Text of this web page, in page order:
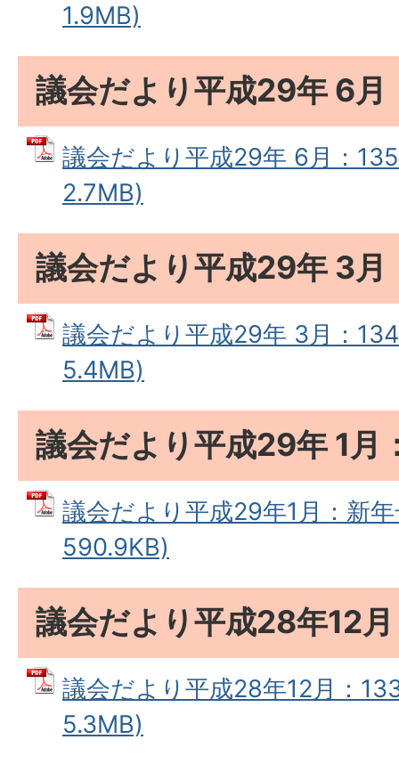
1.9MB)
議会だより平成29年 6月
議会だより平成29年 6月：
2.7MB)
議会だより平成29年 3月
議会だより平成29年 3月：
5.4MB)
議会だより平成29年 1月
議会だより平成29年1月：新
590.9KB)
議会だより平成28年12
議会だより平成28年12月：
5.3MB)